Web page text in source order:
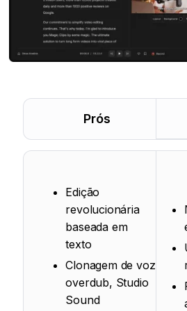
Prós
Edição
revolucionária
baseada em
texto
Clonagem de voz
overdub, Studio
Sound